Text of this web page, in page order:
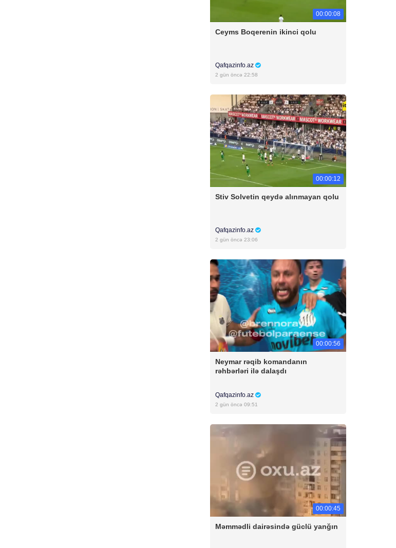
00:00:08
Ceyms Boqerenin ikinci qolu
Qafqazinfo.az
2 gün öncə 22:58
00:00:12
Stiv Solvetin qeydə alınmayan qolu
Qafqazinfo.az
2 gün öncə 23:06
00:00:56
Neymar rəqib komandanın
rəhbərləri ilə dalaşdı
Qafqazinfo.az
2 gün öncə 09:51
00:00:45
Məmmədli dairəsində güclü yanğın